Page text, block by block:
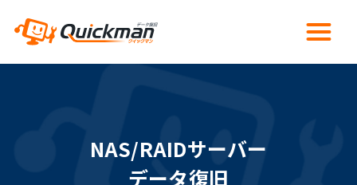
NAS/RAIDサーバー
データ復旧